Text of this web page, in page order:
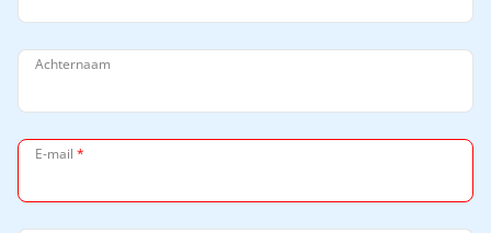
Achternaam
E-mail *